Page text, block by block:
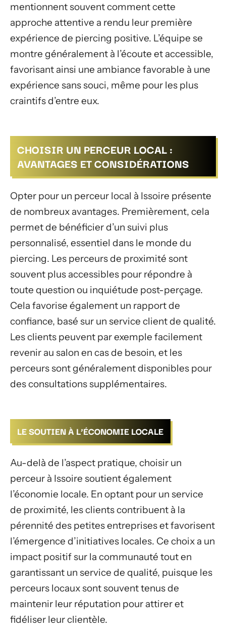
mentionnent souvent comment cette
approche attentive a rendu leur première
expérience de piercing positive. L’équipe se
montre généralement à l’écoute et accessible,
favorisant ainsi une ambiance favorable à une
expérience sans souci, même pour les plus
craintifs d’entre eux.
CHOISIR UN PERCEUR LOCAL :
AVANTAGES ET CONSIDÉRATIONS
Opter pour un perceur local à Issoire présente
de nombreux avantages. Premièrement, cela
permet de bénéficier d’un suivi plus
personnalisé, essentiel dans le monde du
piercing. Les perceurs de proximité sont
souvent plus accessibles pour répondre à
toute question ou inquiétude post-perçage.
Cela favorise également un rapport de
confiance, basé sur un service client de qualité.
Les clients peuvent par exemple facilement
revenir au salon en cas de besoin, et les
perceurs sont généralement disponibles pour
des consultations supplémentaires.
LE SOUTIEN À L’ÉCONOMIE LOCALE
Au-delà de l’aspect pratique, choisir un
perceur à Issoire soutient également
l’économie locale. En optant pour un service
de proximité, les clients contribuent à la
pérennité des petites entreprises et favorisent
l’émergence d’initiatives locales. Ce choix a un
impact positif sur la communauté tout en
garantissant un service de qualité, puisque les
perceurs locaux sont souvent tenus de
maintenir leur réputation pour attirer et
fidéliser leur clientèle.